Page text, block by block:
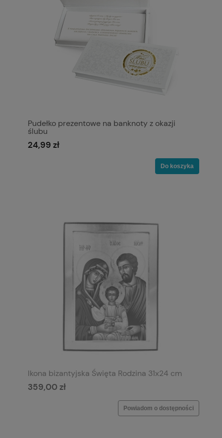
Pudełko prezentowe na banknoty z okazji
ślubu
24,99 zł
Do koszyka
Ikona bizantyjska Święta Rodzina 31x24 cm
359,00 zł
Powiadom o dostępności